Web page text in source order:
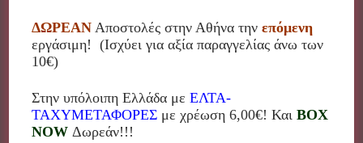
Τουλίπα μεσαία κίτρινη
ΔΩΡΕΑΝ Αποστολές στην Αθήνα τηνεπόμενη
εργάσιμη! (Ισχύει για αξία παραγγελίας άνω των
10€)
Στην υπόλοιπη Ελλάδα μεΕΛΤΑ-
ΤΑΧΥΜΕΤΑΦΟΡΕΣ με χρέωση 6,00€! ΚαιBOX
NOW Δωρεάν!!!